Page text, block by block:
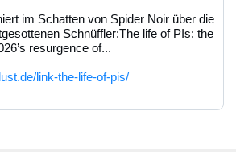
im Schatten von Spider Noir über die
Schnüffler:The life of PIs: the
resurgence of...
link-the-life-of-pis/